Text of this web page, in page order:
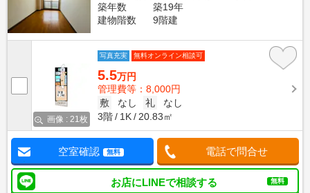
築年数
築19年
建物階数
9階建
画像 : 21枚
写真充実 無料オンライン相談可
5.5万円
管理費等：8,000円
敷
なし 礼
なし
3階
1K 20.83㎡
空室確認 無料 電話で問合せ
お店にLINEで相談する 無料